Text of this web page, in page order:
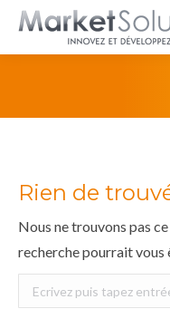
Rien de
Nous ne trouvons pas
recherche pourrait vous
Search: